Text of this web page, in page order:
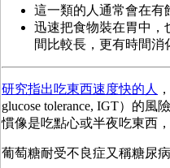
這一類的人通常會在有
迅速把食物裝在胃中，
間比較長，更有時間消
研究指出吃東西速度快的人
glucose tolerance, IGT）的
慣像是吃點心或半夜吃東西
葡萄糖耐受不良症又稱糖尿病